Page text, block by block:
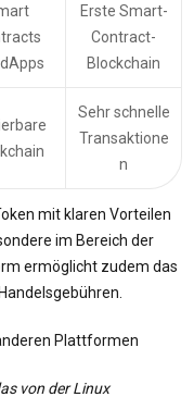
Erste Smart-
Contract-
Blockchain
Sehr schnelle
Transaktione
n
mit klaren Vorteilen
im Bereich der
ermöglicht zudem das
von der Linux